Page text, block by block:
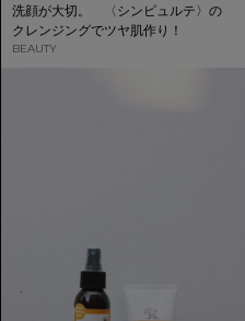
洗顔が大切。 〈シンピュルテ〉の
クレンジングでツヤ肌作り！
BEAUTY